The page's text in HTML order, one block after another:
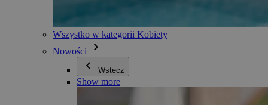
Wszystko w kategorii Kobiety
Nowości
Wstecz
Show more